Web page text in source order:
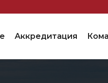
Аккредитация